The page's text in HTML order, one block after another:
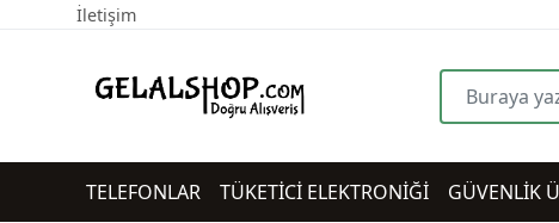
İletişim
TELEFONLAR TÜKETİCİ ELEKTRONİĞİ GÜVENLİK